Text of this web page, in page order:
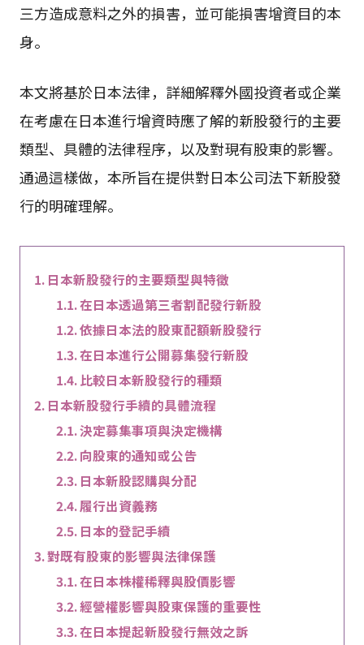
三方造成意料之外的損害，並可能損害增資目的本
身。
本文將基於日本法律，詳細解釋外國投資者或企業
在考慮在日本進行增資時應了解的新股發行的主要
類型、具體的法律程序，以及對現有股東的影響。
通過這樣做，本所旨在提供對日本公司法下新股發
行的明確理解。
日本新股發行的主要類型與特徵
在日本透過第三者割配發行新股
依據日本法的股東配額新股發行
在日本進行公開募集發行新股
比較日本新股發行的種類
日本新股發行手續的具體流程
決定募集事項與決定機構
向股東的通知或公告
日本新股認購與分配
履行出資義務
日本的登記手續
對既有股東的影響與法律保護
在日本株權稀釋與股價影響
經營權影響與股東保護的重要性
在日本提起新股發行無效之訴